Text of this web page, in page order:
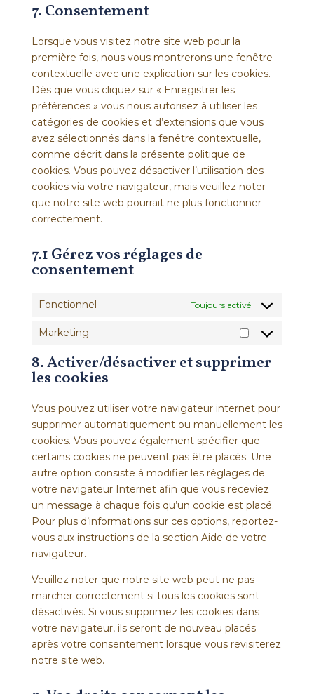
7. Consentement
Lorsque vous visitez notre site web pour la
première fois, nous vous montrerons une fenêtre
contextuelle avec une explication sur les cookies.
Dès que vous cliquez sur « Enregistrer les
préférences » vous nous autorisez à utiliser les
catégories de cookies et d’extensions que vous
avez sélectionnés dans la fenêtre contextuelle,
comme décrit dans la présente politique de
cookies. Vous pouvez désactiver l’utilisation des
cookies via votre navigateur, mais veuillez noter
que notre site web pourrait ne plus fonctionner
correctement.
7.1 Gérez vos réglages de
consentement
Fonctionnel Toujours activé
Marketing
Marketing
8. Activer/désactiver et supprimer
les cookies
Vous pouvez utiliser votre navigateur internet pour
supprimer automatiquement ou manuellement les
cookies. Vous pouvez également spécifier que
certains cookies ne peuvent pas être placés. Une
autre option consiste à modifier les réglages de
votre navigateur Internet afin que vous receviez
un message à chaque fois qu’un cookie est placé.
Pour plus d’informations sur ces options, reportez-
vous aux instructions de la section Aide de votre
navigateur.
Veuillez noter que notre site web peut ne pas
marcher correctement si tous les cookies sont
désactivés. Si vous supprimez les cookies dans
votre navigateur, ils seront de nouveau placés
après votre consentement lorsque vous revisiterez
notre site web.